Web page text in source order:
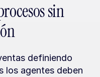
sin
definiendo
los agentes deben